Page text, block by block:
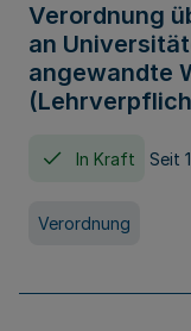
Verordnung
an
angewandte
In Kraft Seit
Verordnung